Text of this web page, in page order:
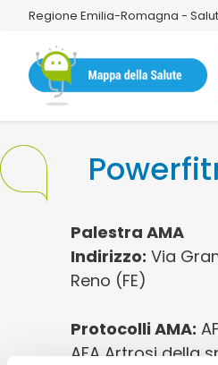
Regione Emilia-Romagna -
Palestra AMA
Indirizzo: Via
Reno (FE)
Protocolli AMA:
AFA Artrosi della